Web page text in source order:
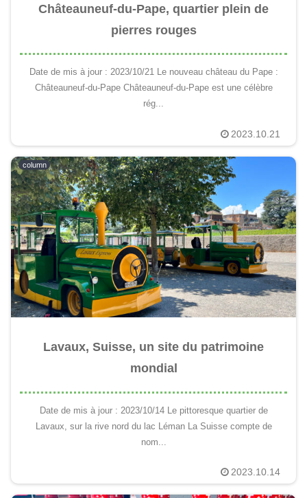
Châteauneuf-du-Pape, quartier plein de
pierres rouges
Date de mis à jour : 2023/10/21 Le nouveau château du Pape :
Châteauneuf-du-Pape Châteauneuf-du-Pape est une célèbre
rég...
2023.10.21
column
Lavaux, Suisse, un site du patrimoine
mondial
Date de mis à jour : 2023/10/14 Le pittoresque quartier de
Lavaux, sur la rive nord du lac Léman La Suisse compte de
nom...
2023.10.14